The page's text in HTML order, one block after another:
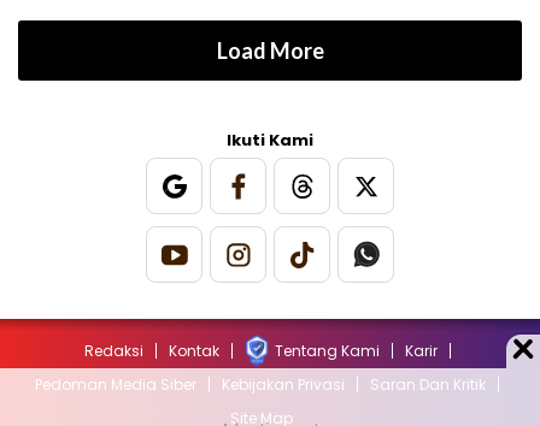
Load More
Ikuti Kami
Redaksi Kontak Tentang Kami
Karir
Pedoman Media Siber
Kebijakan Privasi
Saran Dan Kritik
Site Map